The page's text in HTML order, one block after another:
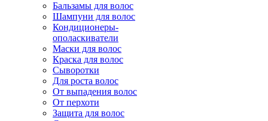
Бальзамы для волос
Шампуни для волос
Кондиционеры-
ополаскиватели
Маски для волос
Краска для волос
Сыворотки
Для роста волос
От выпадения волос
От перхоти
Защита для волос